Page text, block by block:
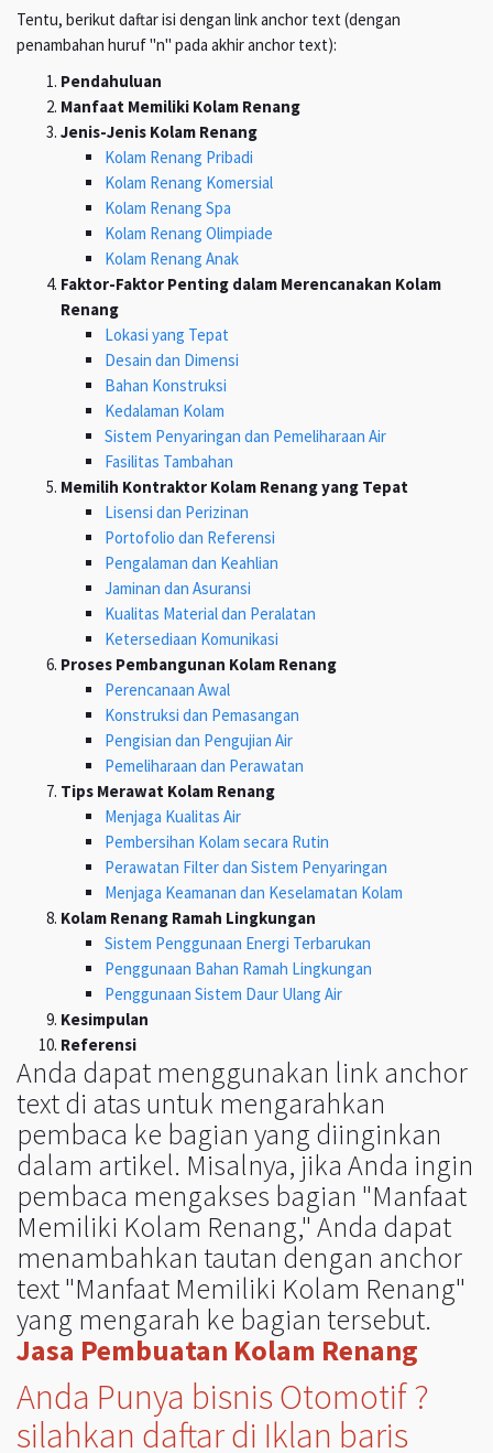
Tentu, berikut daftar isi dengan link anchor text (dengan
penambahan huruf "n" pada akhir anchor text):
Pendahuluan
Manfaat Memiliki Kolam Renang
Jenis-Jenis Kolam Renang
Kolam Renang Pribadi
Kolam Renang Komersial
Kolam Renang Spa
Kolam Renang Olimpiade
Kolam Renang Anak
Faktor-Faktor Penting dalam Merencanakan Kolam
Renang
Lokasi yang Tepat
Desain dan Dimensi
Bahan Konstruksi
Kedalaman Kolam
Sistem Penyaringan dan Pemeliharaan Air
Fasilitas Tambahan
Memilih Kontraktor Kolam Renang yang Tepat
Lisensi dan Perizinan
Portofolio dan Referensi
Pengalaman dan Keahlian
Jaminan dan Asuransi
Kualitas Material dan Peralatan
Ketersediaan Komunikasi
Proses Pembangunan Kolam Renang
Perencanaan Awal
Konstruksi dan Pemasangan
Pengisian dan Pengujian Air
Pemeliharaan dan Perawatan
Tips Merawat Kolam Renang
Menjaga Kualitas Air
Pembersihan Kolam secara Rutin
Perawatan Filter dan Sistem Penyaringan
Menjaga Keamanan dan Keselamatan Kolam
Kolam Renang Ramah Lingkungan
Sistem Penggunaan Energi Terbarukan
Penggunaan Bahan Ramah Lingkungan
Penggunaan Sistem Daur Ulang Air
Kesimpulan
Referensi
Anda dapat menggunakan link anchor
text di atas untuk mengarahkan
pembaca ke bagian yang diinginkan
dalam artikel. Misalnya, jika Anda ingin
pembaca mengakses bagian "Manfaat
Memiliki Kolam Renang," Anda dapat
menambahkan tautan dengan anchor
text "Manfaat Memiliki Kolam Renang"
yang mengarah ke bagian tersebut.
Jasa Pembuatan Kolam Renang
Anda Punya bisnis Otomotif ?
silahkan daftar di Iklan baris